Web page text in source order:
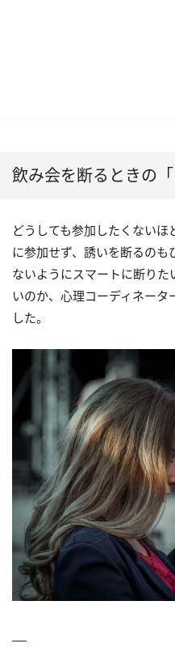
飲み会を断るときの
どうしても参加したくない
に参加せず、誘いを断るのも
ないようにスマートに断り
いのか、心理コーディネー
した。